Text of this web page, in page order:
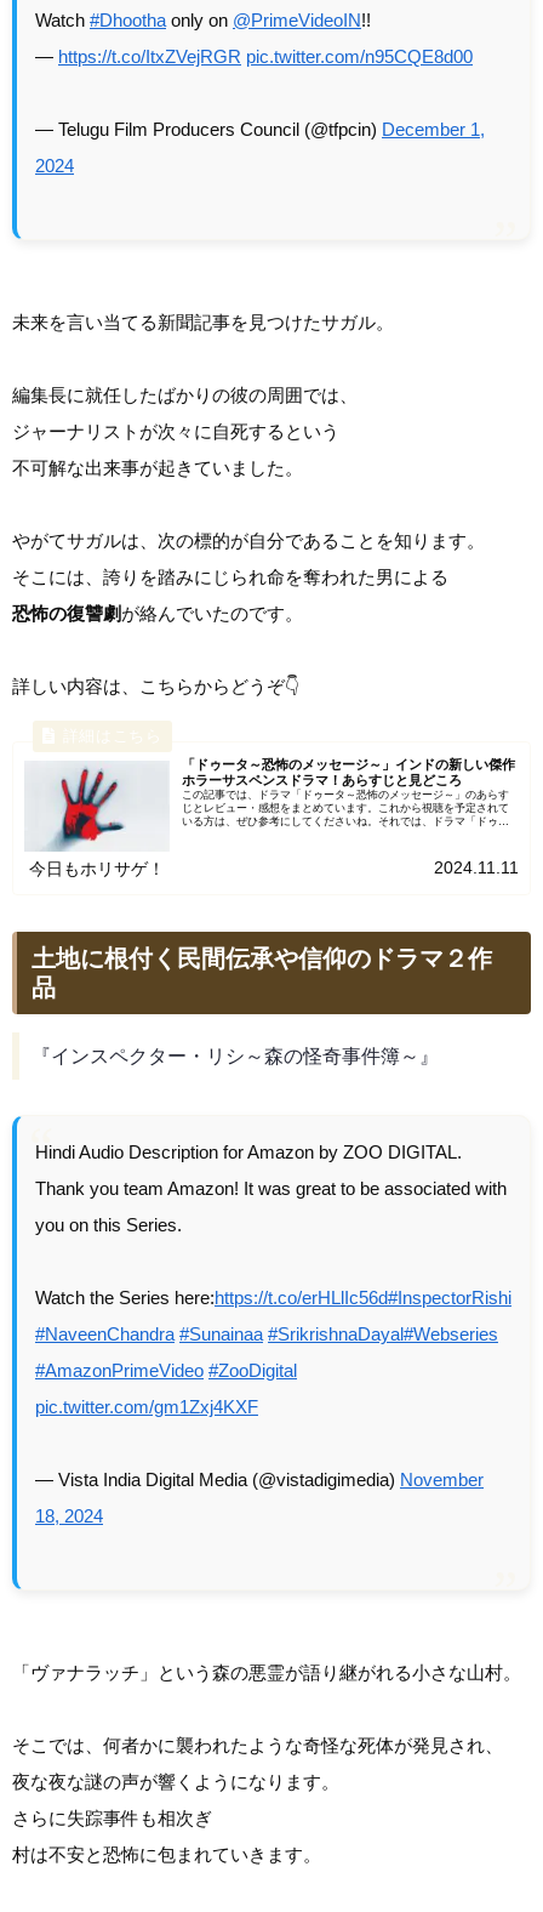
Watch #Dhootha only on @PrimeVideoIN!!
— https://t.co/ItxZVejRGR pic.twitter.com/n95CQE8d00
— Telugu Film Producers Council (@tfpcin) December 1,
2024
未来を言い当てる新聞記事を見つけたサガル。
編集長に就任したばかりの彼の周囲では、
ジャーナリストが次々に自死するという
不可解な出来事が起きていました。
やがてサガルは、次の標的が自分であることを知ります。
そこには、誇りを踏みにじられ命を奪われた男による
恐怖の復讐劇が絡んでいたのです。
詳しい内容は、こちらからどうぞ👇
「ドゥータ～恐怖のメッセージ～」インドの新しい傑作
ホラーサスペンスドラマ！あらすじと見どころ
この記事では、ドラマ「ドゥータ～恐怖のメッセージ～」のあらす
じとレビュー・感想をまとめています。これから視聴を予定されて
いる方は、ぜひ参考にしてくださいね。それでは、ドラマ「ドゥー
今日もホリサゲ！ 2024.11.11
土地に根付く民間伝承や信仰のドラマ２作
品
『インスペクター・リシ～森の怪奇事件簿～』
Hindi Audio Description for Amazon by ZOO DIGITAL.
Thank you team Amazon! It was great to be associated with
you on this Series.
Watch the Series here:https://t.co/erHLlIc56d#InspectorRishi
#NaveenChandra #Sunainaa #SrikrishnaDayal#Webseries
#AmazonPrimeVideo #ZooDigital
pic.twitter.com/gm1Zxj4KXF
— Vista India Digital Media (@vistadigimedia) November
18, 2024
「ヴァナラッチ」という森の悪霊が語り継がれる小さな山村。
そこでは、何者かに襲われたような奇怪な死体が発見され、
夜な夜な謎の声が響くようになります。
さらに失踪事件も相次ぎ
村は不安と恐怖に包まれていきます。